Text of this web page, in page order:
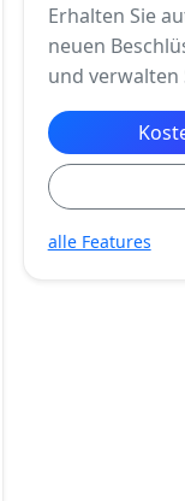
Erhalten Sie
neuen
und verwalten
alle Features